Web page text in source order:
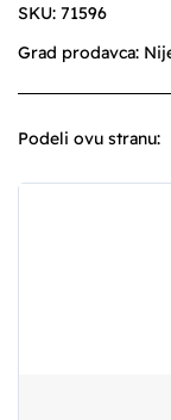
SKU: 71596
Grad prodavca:
Podeli ovu stranu: